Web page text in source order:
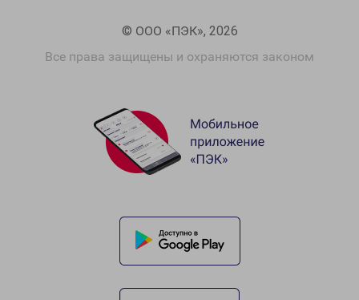
© ООО «ПЭК», 2026
Все права защищены и охраняются законом